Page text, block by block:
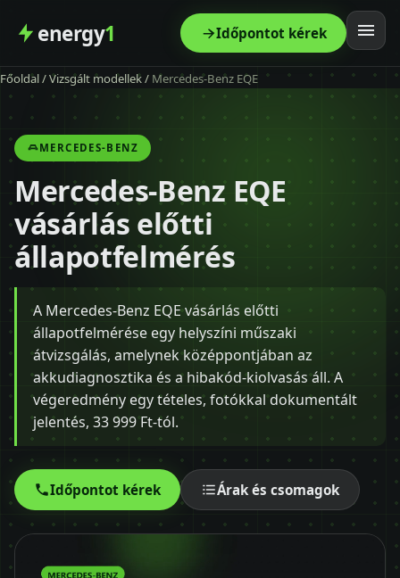
energy1 Időpontot kérek
Főoldal
Szolgáltatás
Árak
Modellek
Kapcsolat
Blog
Időpontot kérek
+36 30 680 7511
Főoldal/Vizsgált modellek/ Mercedes-Benz EQE
MERCEDES-BENZ
Mercedes-Benz EQE
vásárlás előtti
állapotfelmérés
A Mercedes-Benz EQE vásárlás előtti
állapotfelmérése egy helyszíni műszaki
átvizsgálás, amelynek középpontjában az
akkudiagnosztika és a hibakód-kiolvasás áll. A
végeredmény egy tételes, fotókkal dokumentált
jelentés, 33 999 Ft-tól.
Időpontot kérek Árak és csomagok